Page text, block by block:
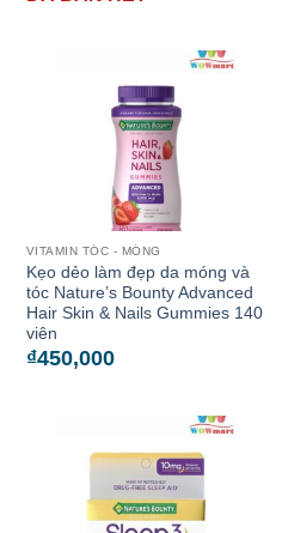
VITAMIN TÓC - MÓNG
Kẹo dẻo làm đẹp da móng và
tóc Nature’s Bounty Advanced
Hair Skin & Nails Gummies 140
viên
₫450,000